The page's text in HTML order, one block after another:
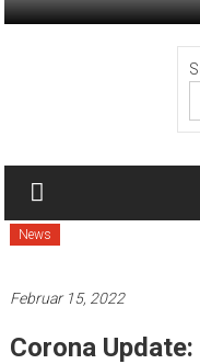
Zum
News
Februar 15, 2022
Corona